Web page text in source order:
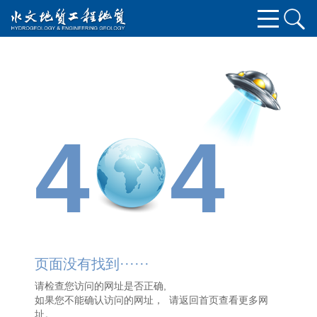
4 4
页面没有找到······
请检查您访问的网址是否正确,
如果您不能确认访问的网址， 请返回首页查看更多网
址。